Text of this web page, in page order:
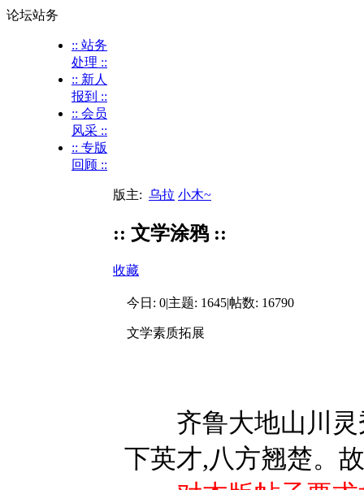
论坛站务
:: 站务
处理 ::
:: 新人
报到 ::
:: 会员
风采 ::
:: 专版
回顾 ::
版主: 乌拉 小木~
:: 文学涂鸦 ::
收藏
今日: 0|主题: 1645|帖数: 16790
文学素质拓展
齐鲁大地山川灵
下英才,八方翘楚。